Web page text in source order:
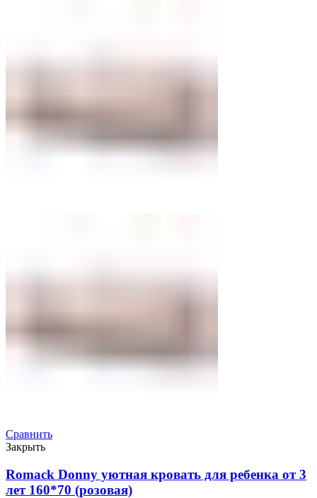
Сравнить
Закрыть
Romack Donny уютная кровать для ребенка от 3
лет 160*70 (розовая)